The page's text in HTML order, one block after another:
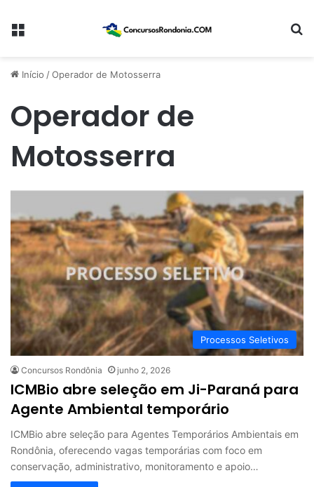
Menu
Início /Operador de Motosserra
Operador de
Motosserra
Processos Seletivos
Concursos Rondônia junho 2, 2026
ICMBio abre seleção em Ji-Paraná para
Agente Ambiental temporário
ICMBio abre seleção para Agentes Temporários Ambientais em
Rondônia, oferecendo vagas temporárias com foco em
conservação, administrativo, monitoramento e apoio…